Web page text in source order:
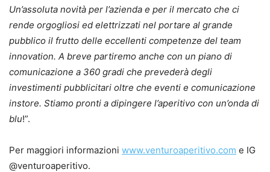
Un’assoluta novità per l’azienda e per il mercato che ci
rende orgogliosi ed elettrizzati nel portare al grande
pubblico il frutto delle eccellenti competenze del team
innovation. A breve partiremo anche con un piano di
comunicazione a 360 gradi che prevederà degli
investimenti pubblicitari oltre che eventi e comunicazione
instore. Stiamo pronti a dipingere l’aperitivo con un’onda di
blu!”.
Per maggiori informazioni www.venturoaperitivo.com e IG
@venturoaperitivo.